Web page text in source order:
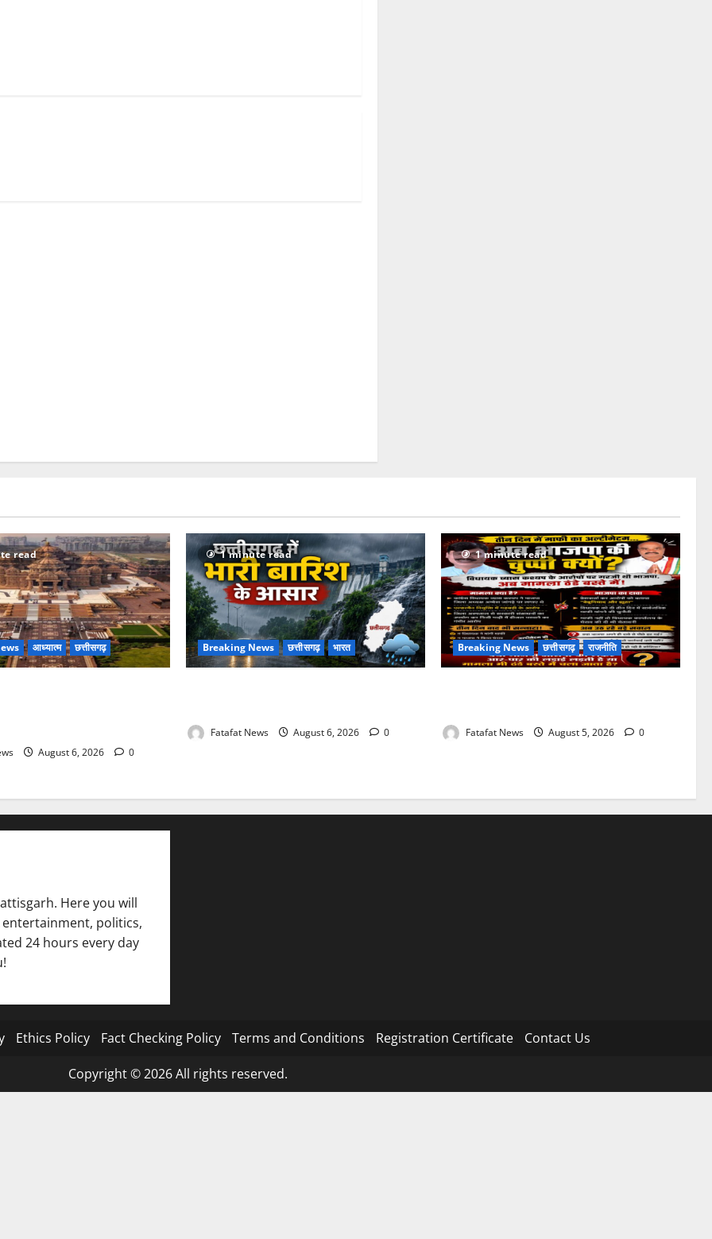
read
आध्यात्म छत्तीसगढ़
August 6, 2026 0
1 minute read
Breaking News छत्तीसगढ़ भारत
Fatafat News August 6, 2026 0
1 minute read
Breaking News छत्तीसगढ़ राजनीति
Fatafat News August 5, 2026 0
Here you will
politics,
24 hours every day
Ethics Policy Fact Checking Policy Terms and Conditions Registration Certificate Contact Us
Copyright © 2026 All rights reserved.